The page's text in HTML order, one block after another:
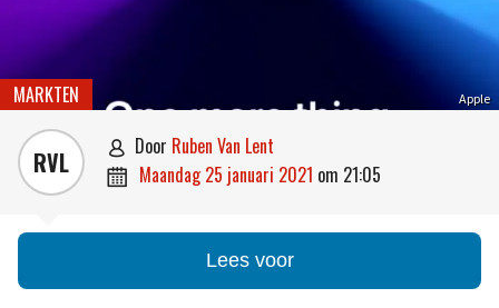
Apple
MARKTEN
RVL  door Ruben Van Lent
 maandag 25 januari 2021 om 21:05
Lees voor